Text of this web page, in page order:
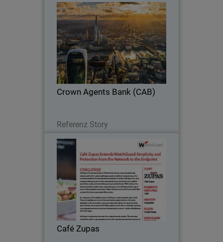
Crown Agents Bank (CAB)
Referenz Story
Crown Agents Bank (CAB)
WatchGuard NDR provides AI-driven
analytics to detect threats, learning
CAB’s environment while integrating
seamlessly with existing security tools.
Café Zupas
Café Zupas
Growing restaurant chain ensures PCI
DSS reporting and streamlines reporting
from network to endpoint with
WatchGuard.